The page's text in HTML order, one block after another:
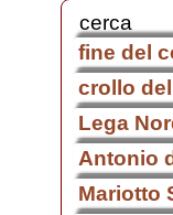
fine del
crollo
Lega
Antonio
Mariotto